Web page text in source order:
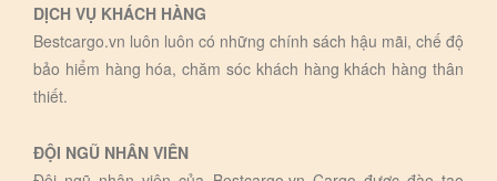
DỊCH VỤ KHÁCH HÀNG
Bestcargo.vn luôn luôn có những chính sách hậu mãi, chế độ
bảo hiểm hàng hóa, chăm sóc khách hàng khách hàng thân
thiết.
ĐỘI NGŨ NHÂN VIÊN